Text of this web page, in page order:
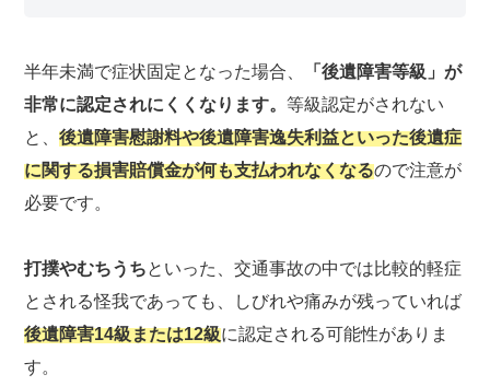
半年未満で症状固定となった場合、
「後遺障害等級」が
非常に認定されにくくなります。等級認定がされない
と、後遺障害慰謝料や後遺障害逸失利益といった後遺症
に関する損害賠償金が何も支払われなくなるので注意が
必要です。
打撲やむちうちといった、交通事故の中では比較的軽症
とされる怪我であっても、しびれや痛みが残っていれば
後遺障害14級または12級に認定される可能性がありま
す。